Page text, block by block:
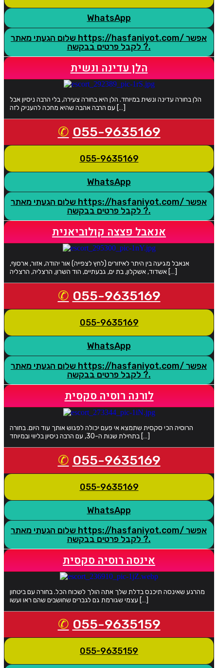
WhatsApp
שלום הגעתי מאתר https://hasfaniyot.com/ אפשר
לקבל פרטים בבקשה ?.
הלן עדינה ונשית
הלן בחורה עדינה ונשית במיוחד. הלן היא בחורה צעירה, בלי הרבה ניסיון אבל
עם הרבה אהבה שהיא מחכה להעניק לזה […]
055-9635169
055-9635169
WhatsApp
שלום הגעתי מאתר https://hasfaniyot.com/ אפשר
לקבל פרטים בבקשה ?.
אנאבל פצצה קולוביאנית
אנאבל מגיעה בין היתר לאיזורים (לחץ לצפייה) אור יהודה, אזור, ארסוף,
אשדוד, אשקלון, בת ים, גבעתיים, הוד השרון, הרצליה, הרצליה […]
055-9635169
055-9635169
WhatsApp
שלום הגעתי מאתר https://hasfaniyot.com/ אפשר
לקבל פרטים בבקשה ?.
לורנה רוסיה סקסית
הרוסיה הכי סקסית שתמצא אי פעם יכולה לפגוש אותך עוד היום. בחורה
בתחילת שנות ה-30, עם הרבה ניסיון בליווי ובמיוחד […]
055-9635169
055-9635169
WhatsApp
שלום הגעתי מאתר https://hasfaniyot.com/ אפשר
לקבל פרטים בבקשה ?.
אינסה רוסיה סקסית
מהרגע שאינסה תיכנס בדלת שלך אתה הולך לשכוח הכל. בחורה עם ביטחון
עצמי שגורמת גם לגברים שחושבים שהם ראו ועשו […]
055-9635159
055-9635159